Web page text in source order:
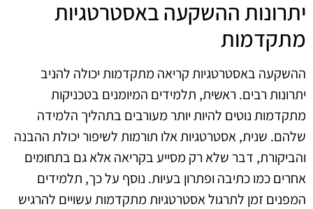
יתרונות ההשקעה באסטרטגיות
מתקדמות
ההשקעה באסטרטגיות קריאה מתקדמות יכולה להניב
יתרונות רבים. ראשית, תלמידים המיומנים בטכניקות
מתקדמות נוטים להיות יותר מעורבים בתהליך הלמידה
שלהם. שנית, אסטרטגיות אלו תורמות לשיפור יכולת ההבנה
והביקורת, דבר שלא רק מסייע בקריאה אלא גם בתחומים
אחרים כמו כתיבה ופתרון בעיות. נוסף על כך, תלמידים
המפנים זמן לתרגול אסטרטגיות מתקדמות עשויים להרגיש